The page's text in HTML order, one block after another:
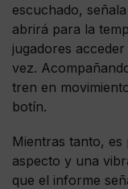
escuchado,
abrirá para la
jugadores
vez.
tren en
botín.
Mientras tanto, es
aspecto y una
que el informe